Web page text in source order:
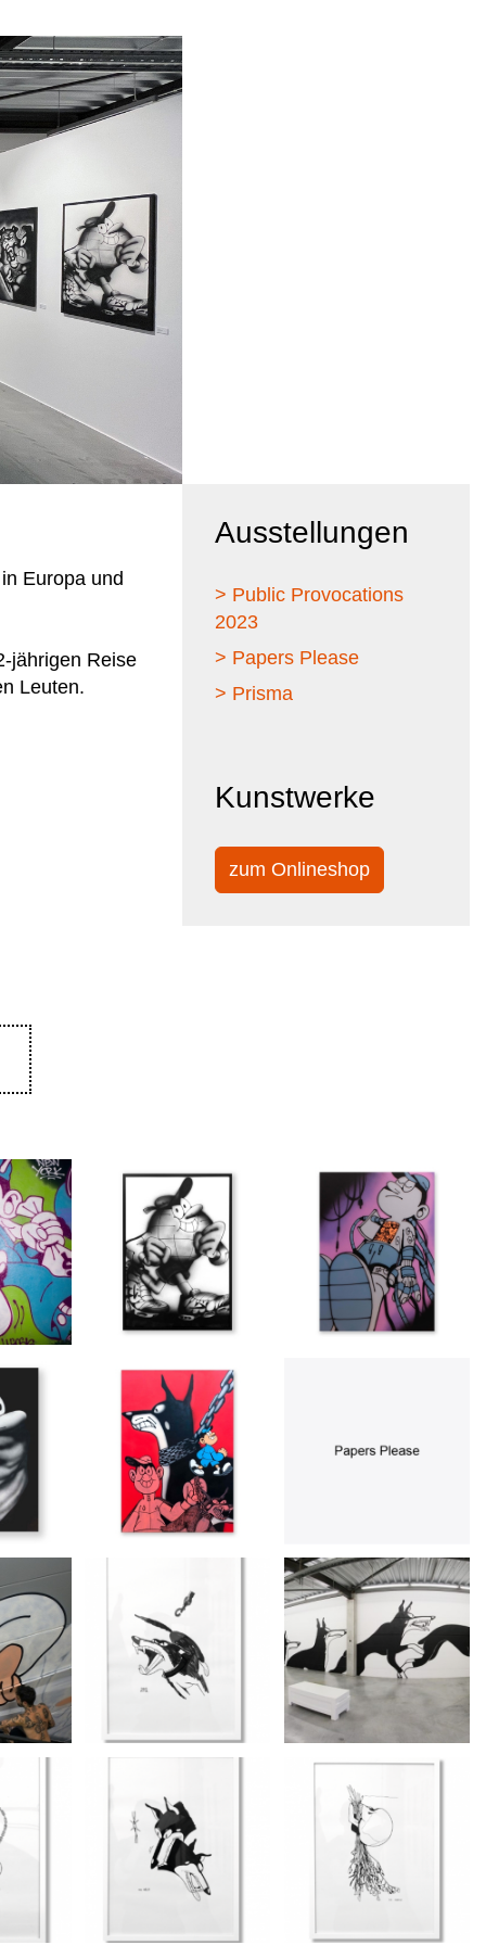
Europa und
jährigen Reise
Leuten.
Ausstellungen
> Public Provocations
2023
> Papers Please
> Prisma
Kunstwerke
zum Onlineshop